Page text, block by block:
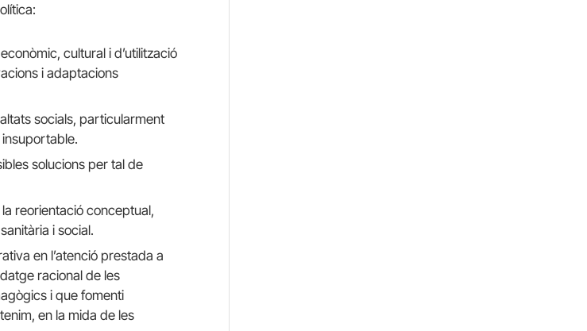
cultural i d’utilització
i adaptacions
socials, particularment
solucions per tal de
reorientació conceptual,
i social.
en l’atenció prestada a
racional de les
i que fomenti
en la mida de les